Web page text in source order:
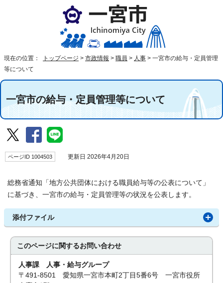
現在の位置： トップページ > 市政情報 > 職員 > 人事 > 一宮市の給与・定員管理
等について
一宮市の給与・定員管理等について
ページID 1004503 更新日 2026年4月20日
総務省通知「地方公共団体における職員給与等の公表について」
に基づき、一宮市の給与・定員管理等の状況を公表します。
添付ファイル
このページに関するお問い合わせ
人事課 人事・給与グループ
〒491-8501 愛知県一宮市本町2丁目5番6号 一宮市役所